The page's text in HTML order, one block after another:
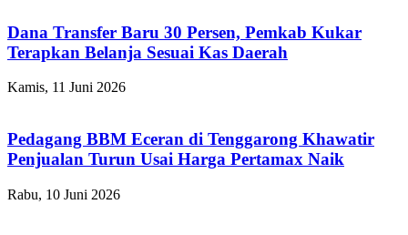
Dana Transfer Baru 30 Persen, Pemkab Kukar
Terapkan Belanja Sesuai Kas Daerah
Kamis, 11 Juni 2026
Pedagang BBM Eceran di Tenggarong Khawatir
Penjualan Turun Usai Harga Pertamax Naik
Rabu, 10 Juni 2026